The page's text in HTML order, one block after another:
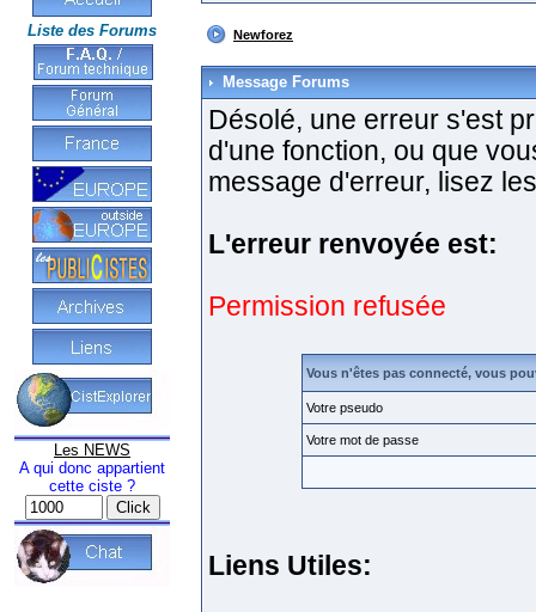
Liste des Forums
Les NEWS
A qui donc appartient
cette ciste ?
Newforez
Message Forums
Désolé, une erreur s'est
d'une fonction, ou que
message d'erreur, lisez
L'erreur renvoyée est:
Permission refusée
Vous n'êtes pas connecté, vous
Votre pseudo
Votre mot de passe
Liens Utiles: